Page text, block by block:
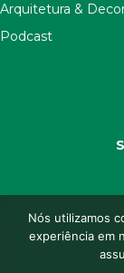
Arquitetura &
Podcast
Nós utilizamos
experiência em